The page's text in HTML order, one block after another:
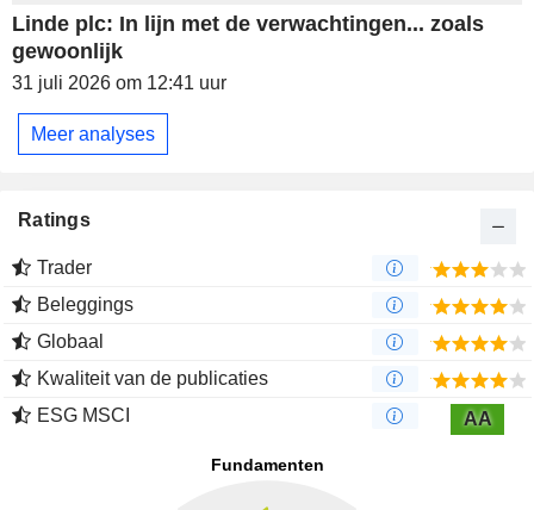
Linde plc: In lijn met de verwachtingen... zoals
gewoonlijk
31 juli 2026 om 12:41 uur
Meer analyses
Ratings
Trader
Beleggings
Globaal
Kwaliteit van de publicaties
ESG MSCI
AA